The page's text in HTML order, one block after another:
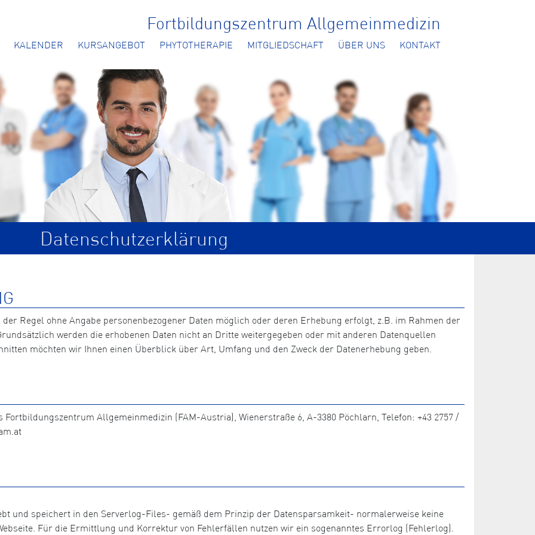
Fortbildungszentrum Allgemeinmedizin
KALENDER KURSANGEBOT PHYTOTHERAPIE MITGLIEDSCHAFT ÜBER UNS KONTAKT
Datenschutzerklärung
Regel ohne Angabe personenbezogener Daten möglich oder deren Erhebung erfolgt, z.B. im Rahmen der
werden die erhobenen Daten nicht an Dritte weitergegeben oder mit anderen Datenquellen
möchten wir Ihnen einen Überblick über Art, Umfang und den Zweck der Datenerhebung geben.
Allgemeinmedizin (FAM-Austria), Wienerstraße 6, A-3380 Pöchlarn, Telefon: +43 2757 /
und speichert in den Serverlog-Files- gemäß dem Prinzip der Datensparsamkeit- normalerweise keine
Für die Ermittlung und Korrektur von Fehlerfällen nutzen wir ein sogenanntes Errorlog (Fehlerlog).